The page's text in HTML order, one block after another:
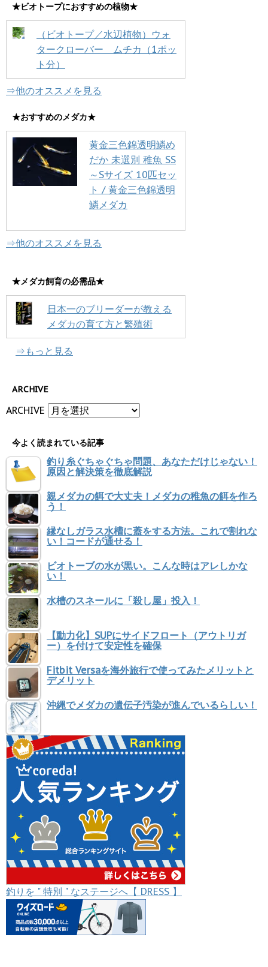
★ビオトープにおすすめの植物★
（ビオトープ／水辺植物）ウォ
タークローバー ムチカ（1ポッ
ト分）
⇒他のオススメを見る
★おすすめのメダカ★
黄金三色錦透明鱗め
だか 未選別 稚魚 SS
～Sサイズ 10匹セッ
ト / 黄金三色錦透明
鱗メダカ
⇒他のオススメを見る
★メダカ飼育の必需品★
日本一のブリーダーが教える
メダカの育て方と繁殖術
⇒もっと見る
ARCHIVE
ARCHIVE
今よく読まれている記事
釣り糸ぐちゃぐちゃ問題、あなただけじゃない！
原因と解決策を徹底解説
親メダカの餌で大丈夫！メダカの稚魚の餌を作ろ
う！
縁なしガラス水槽に蓋をする方法。これで割れな
い！コードが通せる！
ビオトーブの水が黒い。こんな時はアレしかな
い！
水槽のスネールに「殺し屋」投入！
【動力化】SUPにサイドフロート（アウトリガ
ー）を付けて安定性を確保
Fitbit Versaを海外旅行で使ってみたメリットと
デメリット
沖縄でメダカの遺伝子汚染が進んでいるらしい！
釣りを " 特別 " なステージへ【 DRESS 】